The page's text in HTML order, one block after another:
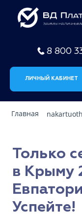
8 800
ЛИЧНЫЙ КАБИНЕТ
Главная
Только
в Крыму
Успейте!